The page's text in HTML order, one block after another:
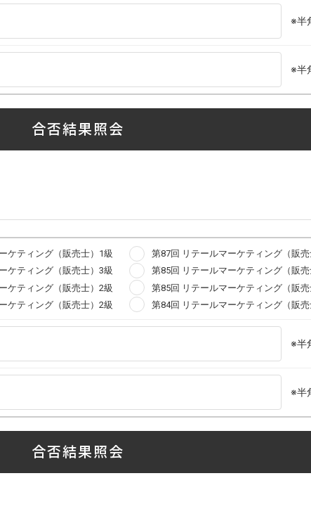
※半
※半
ケティング（販売士）1級
第87回 リテールマーケティング（販売
ケティング（販売士）3級
第85回 リテールマーケティング（販売
ケティング（販売士）2級
第85回 リテールマーケティング（販売
ケティング（販売士）2級
第84回 リテールマーケティング（販売
※半
※半